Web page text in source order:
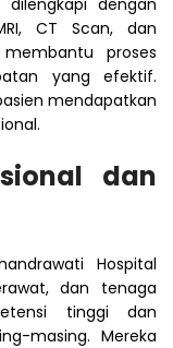
dengan
CT Scan, dan
proses
yang efektif.
mendapatkan
dan
Hospital
dan tenaga
tinggi dan
masing. Mereka